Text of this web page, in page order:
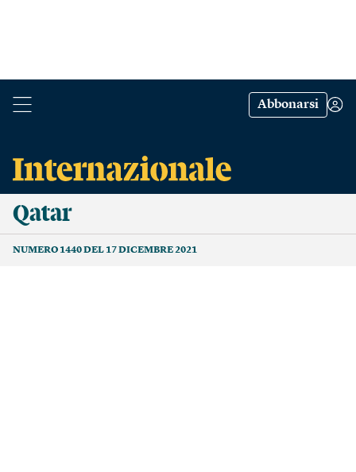
Abbonarsi
Qatar
NUMERO 1440 DEL 17 DICEMBRE 2021